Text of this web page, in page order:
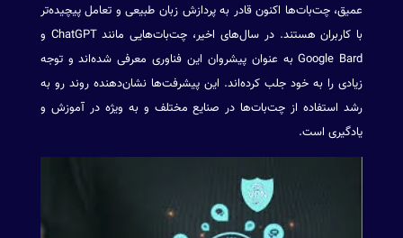
عمیق، چت‌بات‌ها اکنون قادر به پردازش زبان طبیعی و تعامل پیچیده‌تر
با کاربران هستند. در سال‌های اخیر، چت‌بات‌هایی مانند ChatGPT و
Google Bard به عنوان پیشروان این فناوری معرفی شده‌اند و توجه
زیادی را به خود جلب کرده‌اند. این پیشرفت‌ها نشان‌دهنده روند رو به
رشد استفاده از چت‌بات‌ها در صنایع مختلف و به ویژه در آموزش و
یادگیری است.